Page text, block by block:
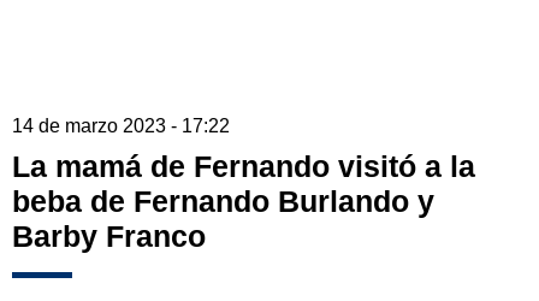
14 de marzo 2023 - 17:22
La mamá de Fernando visitó a la
beba de Fernando Burlando y
Barby Franco